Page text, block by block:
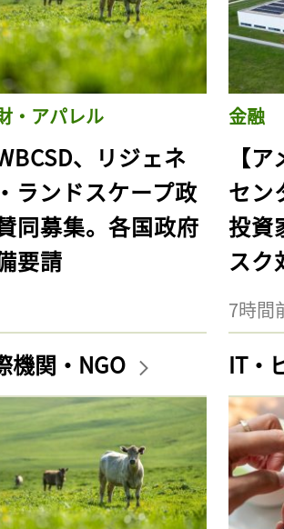
・アパレル
、リジェネ
ランドスケープ政
同募集。各国政府
要請
金融
【
セン
投資
スク
7時間
機関・NGO IT・